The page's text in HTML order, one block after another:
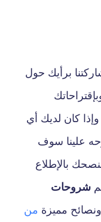
برأيك حول
كان لديك أي
علينا سوف
بالإطلاع
شروحات
مميزة من